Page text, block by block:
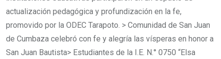
actualización pedagógica y profundización en la fe,
promovido por la ODEC Tarapoto. > Comunidad de San Juan
de Cumbaza celebró con fe y alegría las vísperas en honor a
San Juan Bautista> Estudiantes de la I.E. N.° 0750 “Elsa